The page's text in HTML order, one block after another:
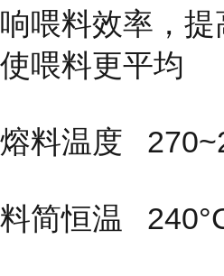
响喂料效率，
使喂料更平均
熔料温度
料简恒温